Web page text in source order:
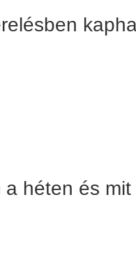
a héten és